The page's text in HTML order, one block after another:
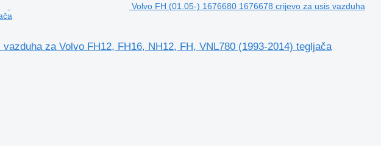
Volvo FH (01.05-) 1676680 1676678 crijevo za usis vazduha
za Volvo FH12, FH16, NH12, FH, VNL780 (1993-2014) tegljača